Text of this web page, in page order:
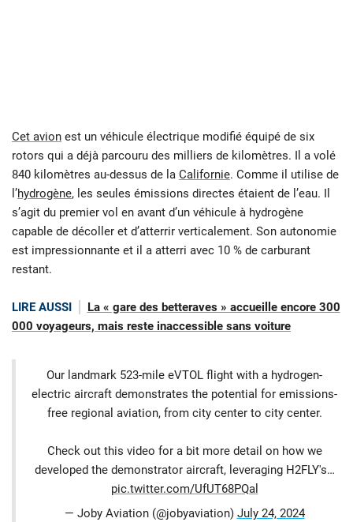
Cet avion est un véhicule électrique modifié équipé de six
rotors qui a déjà parcouru des milliers de kilomètres. Il a volé
840 kilomètres au-dessus de la Californie. Comme il utilise de
l’hydrogène, les seules émissions directes étaient de l’eau. Il
s’agit du premier vol en avant d’un véhicule à hydrogène
capable de décoller et d’atterrir verticalement. Son autonomie
est impressionnante et il a atterri avec 10 % de carburant
restant.
LIRE AUSSI
La « gare des betteraves » accueille encore 300
000 voyageurs, mais reste inaccessible sans voiture
Our landmark 523-mile eVTOL flight with a hydrogen-
electric aircraft demonstrates the potential for emissions-
free regional aviation, from city center to city center.
Check out this video for a bit more detail on how we
developed the demonstrator aircraft, leveraging H2FLY's…
pic.twitter.com/UfUT68PQal
— Joby Aviation (@jobyaviation) July 24, 2024